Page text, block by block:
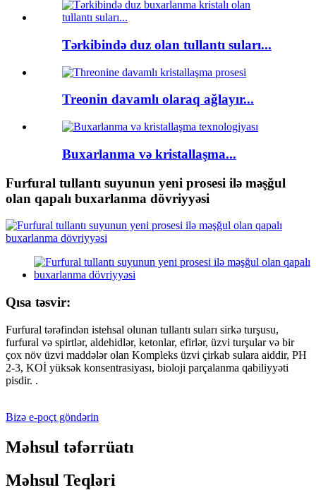
Tərkibində duz olan tullantı suları...
Treonin davamlı olaraq ağlayır...
Buxarlanma və kristallaşma...
Furfural tullantı suyunun yeni prosesi ilə məşğul
olan qapalı buxarlanma dövriyyəsi
Qısa təsvir:
Furfural tərəfindən istehsal olunan tullantı suları sirkə turşusu,
furfural və spirtlər, aldehidlər, ketonlar, efirlər, üzvi turşular və bir
çox növ üzvi maddələr olan Kompleks üzvi çirkab sulara aiddir, PH
2-3, KOİ yüksək konsentrasiyası, bioloji parçalanma qabiliyyəti
pisdir. .
Bizə e-poçt göndərin
Məhsul təfərrüatı
Məhsul Teqləri